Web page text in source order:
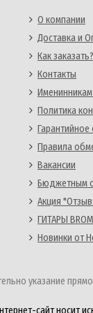
О компании
Доставка и
Как заказать?
Контакты
Политика
Правила
Вакансии
Бюджетным
Акция
ГИТАРЫ
Новинки от
указание
сайт носит